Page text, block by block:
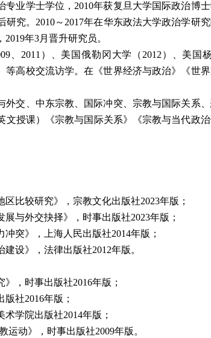
专业学士学位， 2010年获复旦大学国际政治博
研究。 2010～ 2017年在华东政法大学政治学研究
2019年3月晋升研究员。
2011 ）、美国俄勒冈大学（ 2012 ）、美国
等高校交流访学。在《世界经济与政治》《世
外交、中东宗教、国际冲突、宗教与国际关系
文授课）《宗教与国际关系》《宗教与当代政
区比较研究》，宗教文化出版社2023年版；
展与外交抉择》，时事出版社2023年版；
冲突》，上海人民出版社2014年版；
建设》，法律出版社2012年版。
》，时事出版社2016年版；
版社2016年版；
术学院出版社2014年版；
运动》，时事出版社2009年版。